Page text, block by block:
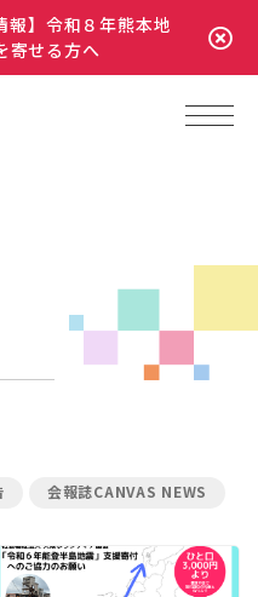
報】令和８年熊本地
寄せる方へ
会報誌CANVAS NEWS